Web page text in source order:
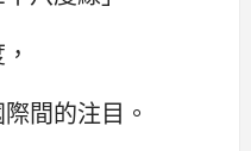
間的注目。